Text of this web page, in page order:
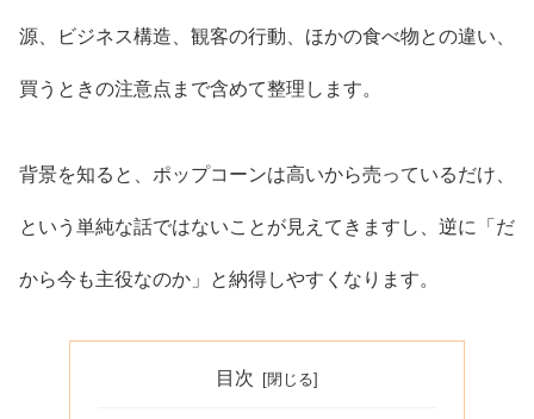
源、ビジネス構造、観客の行動、ほかの食べ物との違い、
買うときの注意点まで含めて整理します。
背景を知ると、ポップコーンは高いから売っているだけ、
という単純な話ではないことが見えてきますし、逆に「だ
から今も主役なのか」と納得しやすくなります。
目次